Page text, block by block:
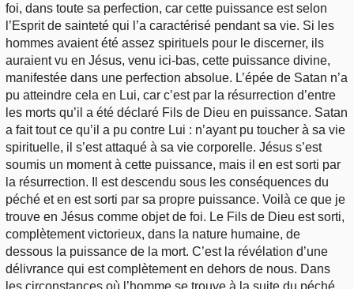
foi, dans toute sa perfection, car cette puissance est selon
l’Esprit de sainteté qui l’a caractérisé pendant sa vie. Si les
hommes avaient été assez spirituels pour le discerner, ils
auraient vu en Jésus, venu ici-bas, cette puissance divine,
manifestée dans une perfection absolue. L’épée de Satan n’a
pu atteindre cela en Lui, car c’est par la résurrection d’entre
les morts qu’il a été déclaré Fils de Dieu en puissance. Satan
a fait tout ce qu’il a pu contre Lui : n’ayant pu toucher à sa vie
spirituelle, il s’est attaqué à sa vie corporelle. Jésus s’est
soumis un moment à cette puissance, mais il en est sorti par
la résurrection. Il est descendu sous les conséquences du
péché et en est sorti par sa propre puissance. Voilà ce que je
trouve en Jésus comme objet de foi. Le Fils de Dieu est sorti,
complètement victorieux, dans la nature humaine, de
dessous la puissance de la mort. C’est la révélation d’une
délivrance qui est complètement en dehors de nous. Dans
les circonstances où l’homme se trouve à la suite du péché,